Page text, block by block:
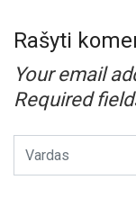
Rašyti
Your email
Required